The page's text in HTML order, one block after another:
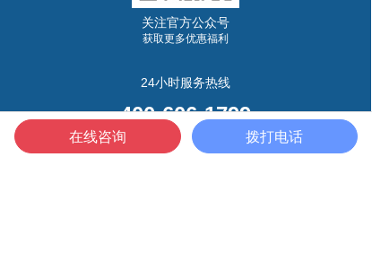
关注官方公众号
获取更多优惠福利
24小时服务热线
400-606-1799
北京市丰台区金隅大成时代1508
在线咨询 拨打电话